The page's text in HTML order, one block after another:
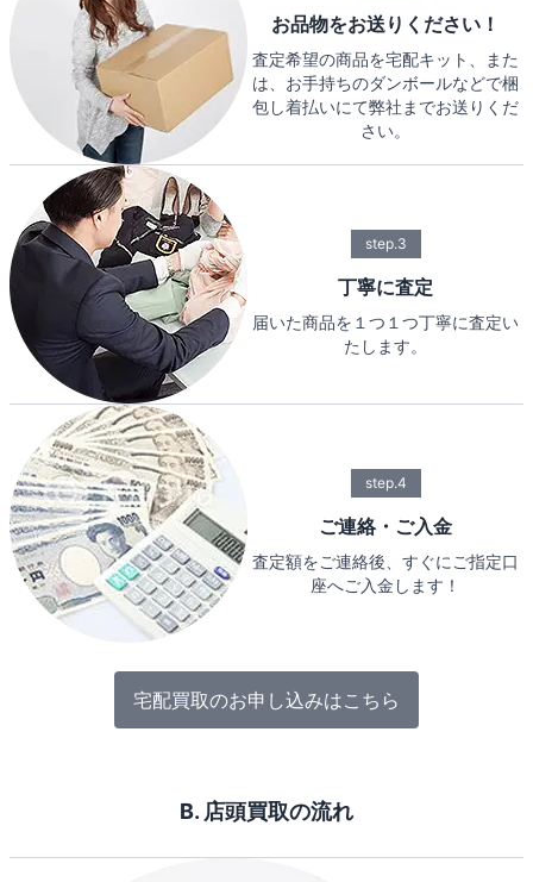
お品物をお送りください！
査定希望の商品を宅配キット、また
は、お手持ちのダンボールなどで梱
包し着払いにて弊社までお送りくだ
さい。
step.3
丁寧に査定
届いた商品を１つ１つ丁寧に査定い
たします。
step.4
ご連絡・ご入金
査定額をご連絡後、すぐにご指定口
座へご入金します！
宅配買取のお申し込みはこちら
B. 店頭買取の流れ